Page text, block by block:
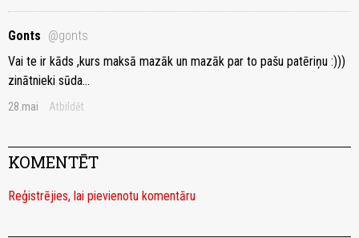
Gonts @gonts
Vai te ir kāds ,kurs maksā mazāk un mazāk par to pašu patēriņu :)))
zinātnieki sūda...
28.mai Atbildēt
KOMENTĒT
Reģistrējies, lai pievienotu komentāru